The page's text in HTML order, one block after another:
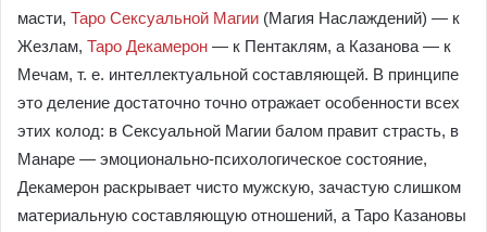
масти, Таро Сексуальной Магии (Магия Наслаждений) — к
Жезлам, Таро Декамерон — к Пентаклям, а Казанова — к
Мечам, т. е. интеллектуальной составляющей. В принципе
это деление достаточно точно отражает особенности всех
этих колод: в Сексуальной Магии балом правит страсть, в
Манаре — эмоционально-психологическое состояние,
Декамерон раскрывает чисто мужскую, зачастую слишком
материальную составляющую отношений, а Таро Казановы